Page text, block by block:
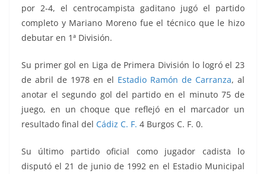
por 2-4, el centrocampista gaditano jugó el partido
completo y Mariano Moreno fue el técnico que le hizo
debutar en 1ª División.
Su primer gol en Liga de Primera División lo logró el 23
de abril de 1978 en el Estadio Ramón de Carranza, al
anotar el segundo gol del partido en el minuto 75 de
juego, en un choque que reflejó en el marcador un
resultado final del Cádiz C. F. 4 Burgos C. F. 0.
Su último partido oficial como jugador cadista lo
disputó el 21 de junio de 1992 en el Estadio Municipal